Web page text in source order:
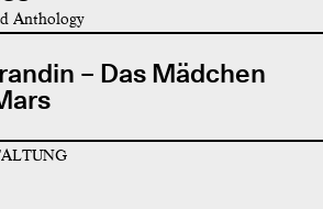
Anthology
– Das Mädchen